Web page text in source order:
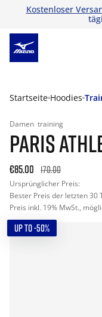
Kostenloser
Startseite Hoodies
Damen training
PARIS
€85.00 170.00
Ursprünglicher Preis:
Bester Preis der letzten 30
Preis inkl. 19% MwSt.,
UP TO -50%